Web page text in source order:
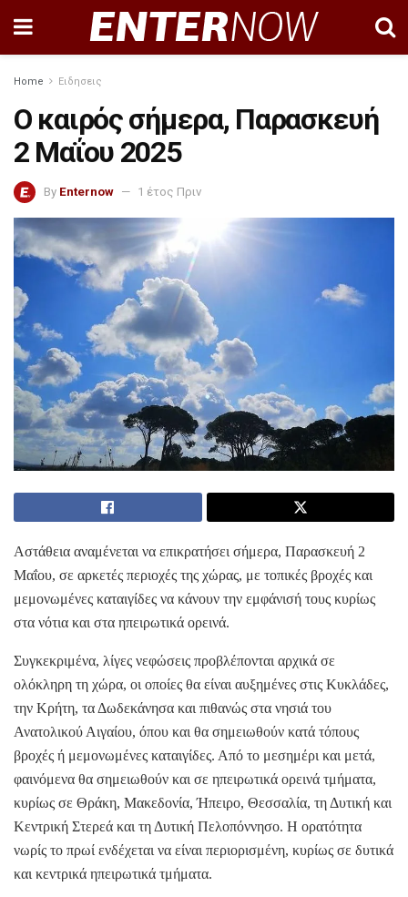
Home Ειδησεις
Ο καιρός σήμερα, Παρασκευή
2 Μαΐου 2025
By Enternow 1 έτος Πριν
Αστάθεια αναμένεται να επικρατήσει σήμερα, Παρασκευή 2
Μαΐου, σε αρκετές περιοχές της χώρας, με τοπικές βροχές και
μεμονωμένες καταιγίδες να κάνουν την εμφάνισή τους κυρίως
στα νότια και στα ηπειρωτικά ορεινά.
Συγκεκριμένα, λίγες νεφώσεις προβλέπονται αρχικά σε
ολόκληρη τη χώρα, οι οποίες θα είναι αυξημένες στις Κυκλάδες,
την Κρήτη, τα Δωδεκάνησα και πιθανώς στα νησιά του
Ανατολικού Αιγαίου, όπου και θα σημειωθούν κατά τόπους
βροχές ή μεμονωμένες καταιγίδες. Από το μεσημέρι και μετά,
φαινόμενα θα σημειωθούν και σε ηπειρωτικά ορεινά τμήματα,
κυρίως σε Θράκη, Μακεδονία, Ήπειρο, Θεσσαλία, τη Δυτική και
Κεντρική Στερεά και τη Δυτική Πελοπόννησο. Η ορατότητα
νωρίς το πρωί ενδέχεται να είναι περιορισμένη, κυρίως σε δυτικά
και κεντρικά ηπειρωτικά τμήματα.